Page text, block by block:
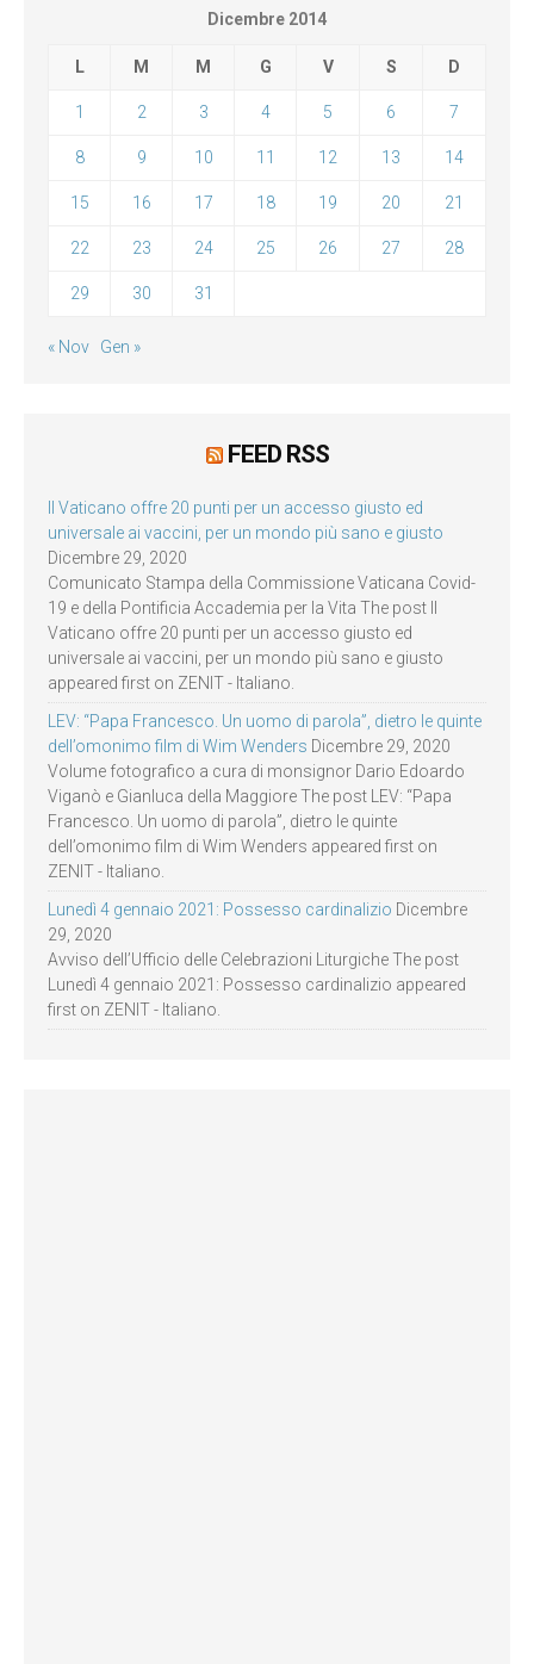
Dicembre 2014
L M M G V S D
1 2 3 4 5 6 7
8 9 10 11 12 13 14
15 16 17 18 19 20 21
22 23 24 25 26 27 28
29 30 31
« Nov Gen »
FEED RSS
Il Vaticano offre 20 punti per un accesso giusto ed
universale ai vaccini, per un mondo più sano e giusto
Dicembre 29, 2020
Comunicato Stampa della Commissione Vaticana Covid-
19 e della Pontificia Accademia per la Vita The post Il
Vaticano offre 20 punti per un accesso giusto ed
universale ai vaccini, per un mondo più sano e giusto
appeared first on ZENIT - Italiano.
LEV: “Papa Francesco. Un uomo di parola”, dietro le quinte
dell’omonimo film di Wim Wenders Dicembre 29, 2020
Volume fotografico a cura di monsignor Dario Edoardo
Viganò e Gianluca della Maggiore The post LEV: “Papa
Francesco. Un uomo di parola”, dietro le quinte
dell’omonimo film di Wim Wenders appeared first on
ZENIT - Italiano.
Lunedì 4 gennaio 2021: Possesso cardinalizio Dicembre
29, 2020
Avviso dell’Ufficio delle Celebrazioni Liturgiche The post
Lunedì 4 gennaio 2021: Possesso cardinalizio appeared
first on ZENIT - Italiano.